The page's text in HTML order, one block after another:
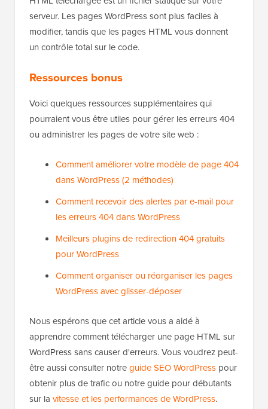
serveur. Les pages WordPress sont plus faciles à
modifier, tandis que les pages HTML vous donnent
un contrôle total sur le code.
Ressources bonus
Voici quelques ressources supplémentaires qui
pourraient vous être utiles pour gérer les erreurs 404
ou administrer les pages de votre site web :
Comment améliorer votre modèle de page 404
dans WordPress (2 méthodes)
Comment recevoir des alertes par e-mail pour
les erreurs 404 dans WordPress
Meilleurs plugins de redirection 404 gratuits
pour WordPress
Comment organiser ou réorganiser les pages
WordPress avec glisser-déposer
Nous espérons que cet article vous a aidé à
apprendre comment télécharger une page HTML sur
WordPress sans causer d'erreurs. Vous voudrez peut-
être aussi consulter notreguide SEO WordPress pour
obtenir plus de trafic ou notre guide pour débutants
sur la vitesse et les performances de WordPress.